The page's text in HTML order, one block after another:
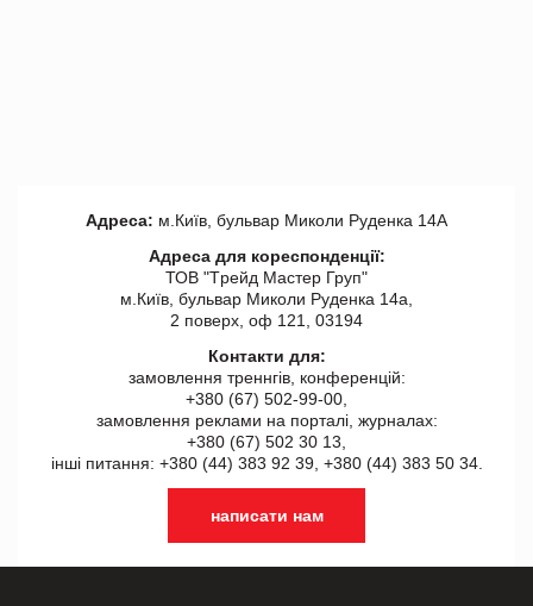
Адреса: м.Київ, бульвар Миколи Руденка 14А
Адреса для кореспонденції:
ТОВ "Tрейд Мастер Груп"
м.Київ, бульвар Миколи Руденка 14а,
2 поверх, оф 121, 03194
Контакти для:
замовлення треннгів, конференцій:
+380 (67) 502-99-00,
замовлення реклами на порталі, журналах:
+380 (67) 502 30 13,
інші питання: +380 (44) 383 92 39, +380 (44) 383 50 34.
написати нам